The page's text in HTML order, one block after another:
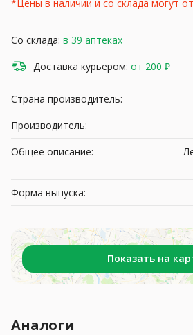
*Цены в наличии и со склада могут
Со склада: в 39 аптеках
Доставка курьером: от 200 ₽
Страна производитель:
Производитель:
Общее описание:
Форма выпуска:
Показать на
Аналоги